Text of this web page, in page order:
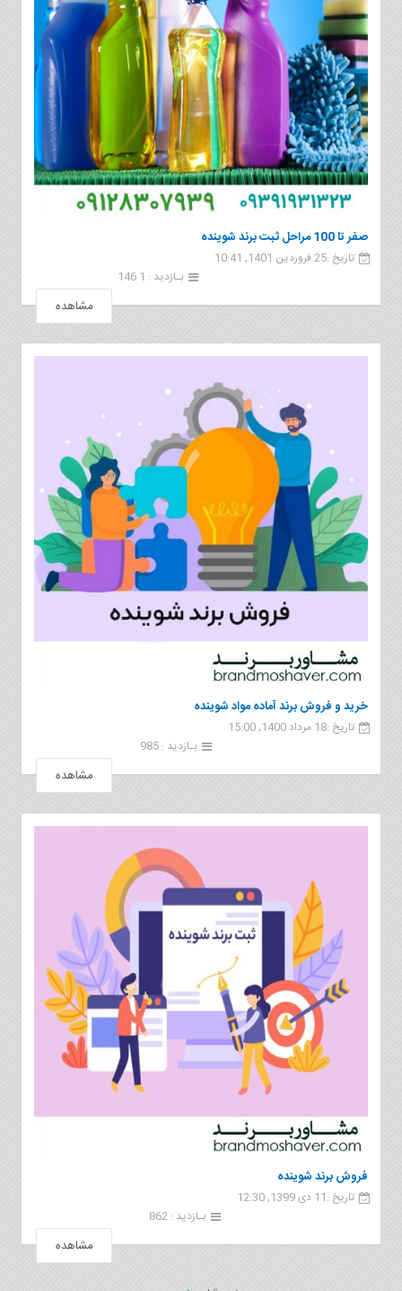
صفر تا 100 مراحل ثبت برند شوینده
تاریخ :25 فروردین 1401, 10:41
بـازدید : 1 146
مشاهده
خرید و فروش برند آماده مواد شوینده
تاریخ :18 مرداد 1400, 15:00
بـازدید : 985
مشاهده
فروش برند شوینده
تاریخ :11 دی 1399, 12:30
بـازدید : 862
مشاهده